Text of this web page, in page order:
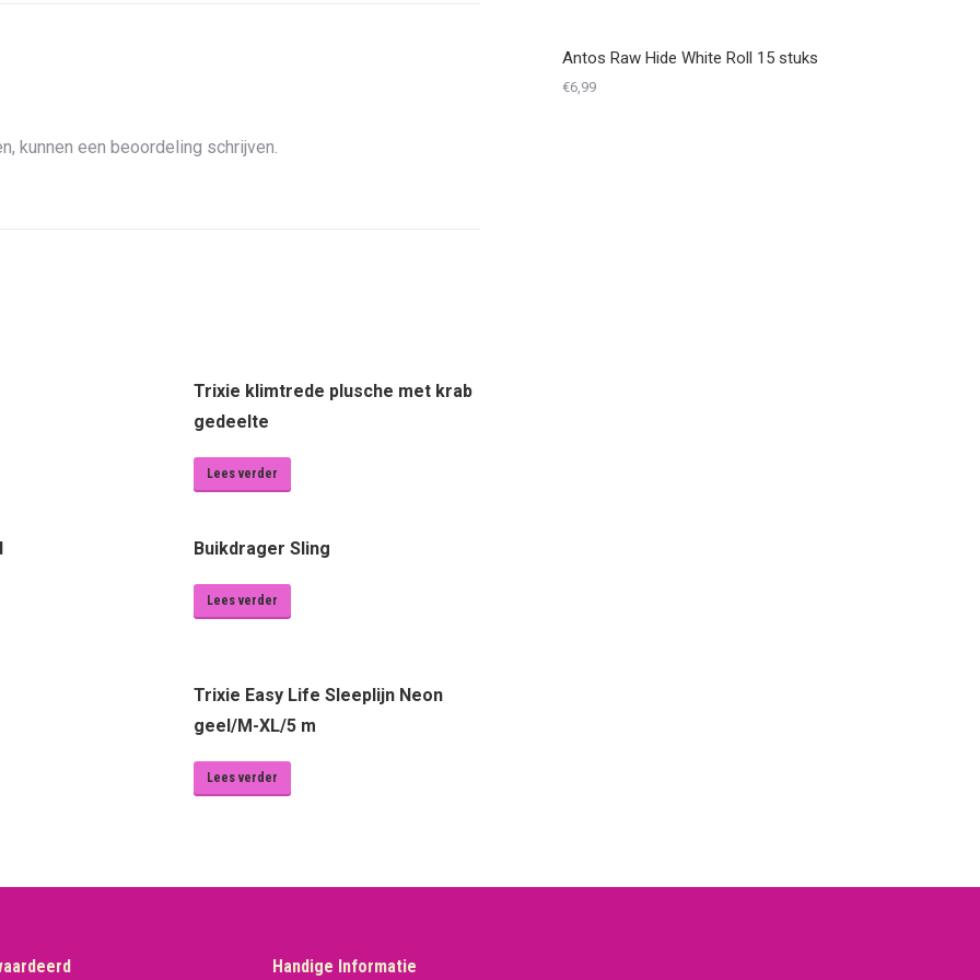
kunnen een beoordeling schrijven.
Trixie klimtrede plusche met krab
gedeelte
Lees verder
Buikdrager Sling
Lees verder
Trixie Easy Life Sleeplijn Neon
geel/M-XL/5 m
Lees verder
Antos Raw Hide White Roll 15 stuks
€6,99
Handige Informatie